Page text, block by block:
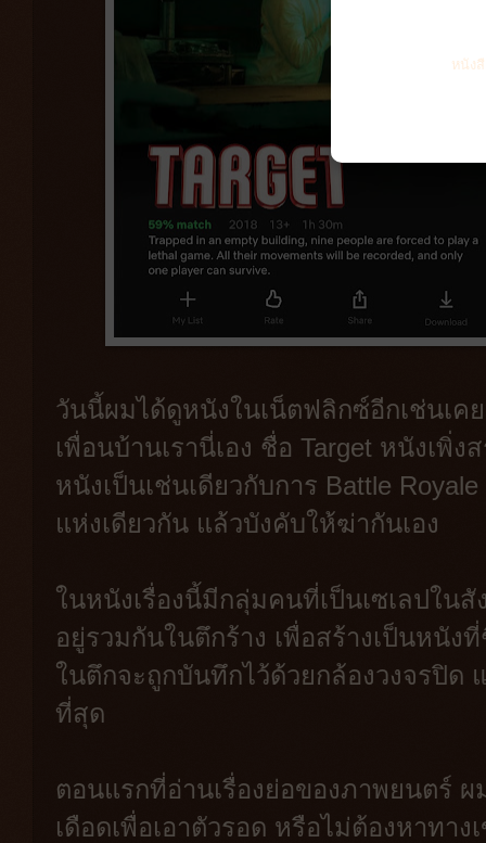
วันนี้ผมได้ดูหนังในเน็ตฟลิกซ์อีกเช่นเค
เพื่อนบ้านเรานี่เอง ชื่อ Target หนังเพิ่
หนังเป็นเช่นเดียวกับการ Battle
แห่งเดียวกัน แล้วบังคับให้ฆ่ากันเอง
ในหนังเรื่องนี้มีกลุ่มคนที่เป็นเซเลปใน
อยู่รวมกันในตึกร้าง เพื่อสร้างเป็นหนัง
ในตึกจะถูกบันทึกไว้ด้วยกล้องวงจรปิด
ที่สุด
ตอนแรกที่อ่านเรื่องย่อของภาพยนตร์
เดือดเพื่อเอาตัวรอด หรือไม่ต้องหาทา
หนัง